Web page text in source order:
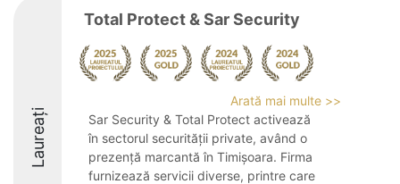
Laureați
Total Protect & Sar Security
Arată mai multe >>
Sar Security & Total Protect activează
în sectorul securității private, având o
prezență marcantă în Timișoara. Firma
furnizează servicii diverse, printre care